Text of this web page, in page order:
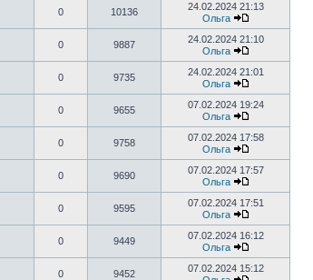
0 10136
24.02.2024 21:13
Ольга
0 9887
24.02.2024 21:10
Ольга
0 9735
24.02.2024 21:01
Ольга
0 9655
07.02.2024 19:24
Ольга
0 9758
07.02.2024 17:58
Ольга
0 9690
07.02.2024 17:57
Ольга
0 9595
07.02.2024 17:51
Ольга
0 9449
07.02.2024 16:12
Ольга
0 9452
07.02.2024 15:12